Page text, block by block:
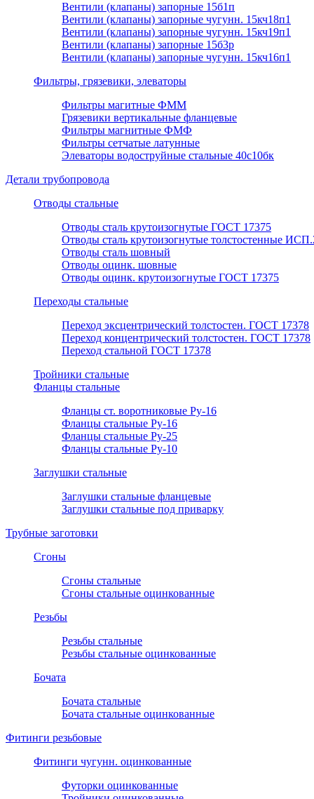
Вентили (клапаны) запорные 15б1п
Вентили (клапаны) запорные чугунн. 15кч18п1
Вентили (клапаны) запорные чугунн. 15кч19п1
Вентили (клапаны) запорные 15б3р
Вентили (клапаны) запорные чугунн. 15кч16п1
Фильтры, грязевики, элеваторы
Фильтры магитные ФММ
Грязевики вертикальные фланцевые
Фильтры магнитные ФМФ
Фильтры сетчатые латунные
Элеваторы водоструйные стальные 40с10бк
Детали трубопровода
Отводы стальные
Отводы сталь крутоизогнутые ГОСТ 17375
Отводы сталь крутоизогнутые толстостенные
Отводы сталь шовный
Отводы оцинк. шовные
Отводы оцинк. крутоизогнутые ГОСТ 17375
Переходы стальные
Переход эксцентрический толстостен. ГОСТ 17378
Переход концентрический толстостен. ГОСТ 17378
Переход стальной ГОСТ 17378
Тройники стальные
Фланцы стальные
Фланцы ст. воротниковые Ру-16
Фланцы стальные Ру-16
Фланцы стальные Ру-25
Фланцы стальные Ру-10
Заглушки стальные
Заглушки стальные фланцевые
Заглушки стальные под приварку
Трубные заготовки
Сгоны
Сгоны стальные
Сгоны стальные оцинкованные
Резьбы
Резьбы стальные
Резьбы стальные оцинкованные
Бочата
Бочата стальные
Бочата стальные оцинкованные
Фитинги резьбовые
Фитинги чугунн. оцинкованные
Футорки оцинкованные